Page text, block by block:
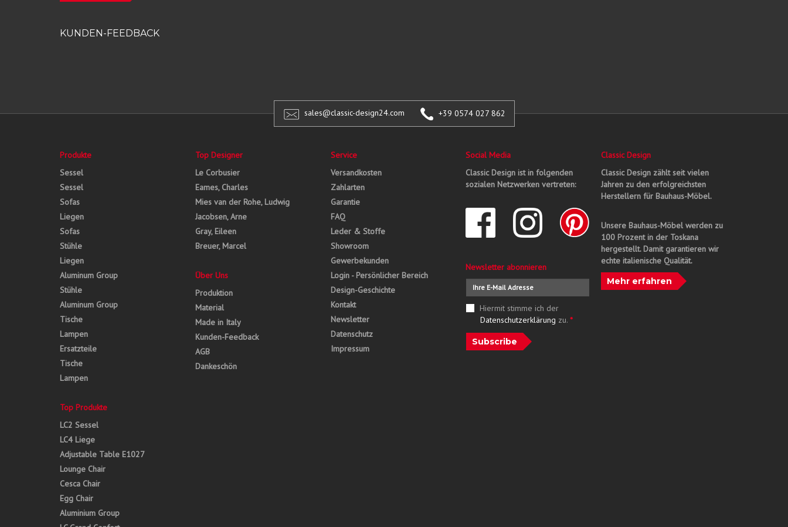
KUNDEN-FEEDBACK
sales@classic-design24.com +39 0574 027 862
Produkte
Sessel
Sessel
Sofas
Liegen
Sofas
Stühle
Liegen
Aluminum Group
Stühle
Aluminum Group
Tische
Lampen
Ersatzteile
Tische
Lampen
Top Produkte
LC2 Sessel
LC4 Liege
Adjustable Table E1027
Lounge Chair
Cesca Chair
Egg Chair
Aluminium Group
Top Designer
Le Corbusier
Eames, Charles
Mies van der Rohe, Ludwig
Jacobsen, Arne
Gray, Eileen
Breuer, Marcel
Über Uns
Produktion
Material
Made in Italy
Kunden-Feedback
AGB
Dankeschön
Service
Versandkosten
Zahlarten
Garantie
FAQ
Leder & Stoffe
Showroom
Gewerbekunden
Login - Persönlicher Bereich
Design-Geschichte
Kontakt
Newsletter
Datenschutz
Impressum
Social Media
Classic Design ist in folgenden
sozialen Netzwerken vertreten:
Newsletter abonnieren
Hiermit stimme ich der
Datenschutzerklärung zu. *
Subscribe
Classic Design
Classic Design zählt seit vielen
Jahren zu den erfolgreichsten
Herstellern für Bauhaus-Möbel.
Unsere Bauhaus-Möbel werden zu
100 Prozent in der Toskana
hergestellt. Damit garantieren wir
echte italienische Qualität.
Mehr erfahren